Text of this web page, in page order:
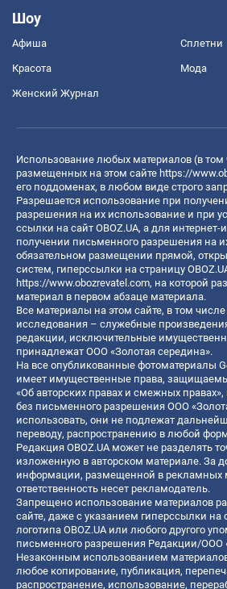
Шоу
Афиша Сплетни
Красота Мода
Женский Журнал
Использование любых материалов (в том
размещенных на этом сайте https://
его поддоменах, в любом виде строго
Разрешается использование при
разрешения на их использование и при
ссылки на сайт OBOZ.UA, а для интернет-
получении письменного разрешения на
обязательном размещении прямой,
систем, гиперссылки на страницу
https://www.obozrevatel.com, на которой
материал в первом абзаце материала.
Все материалы на этом сайте, в том
исследования – служебные
редакции, исключительные
принадлежат ООО «Золотая середина».
На все опубликованные фотоматериалы
имеет имущественные права,
«Об авторских правах и смежных
без письменного разрешения ООО
использовать, они не подлежат
переводу, распространению в любой
Редакция OBOZ.UA может не разделять
изложенную в авторском материале. За
информации, размещенной в рекламных
ответственность несет рекламодатель.
Запрещено использование материалов
сайте, даже с указанием гиперссылки на
логотипа OBOZ.UA или любого другого
письменного разрешения Редакции/ООО
Незаконным использованием материалов
любое копирование, публикация,
распространение, использование,